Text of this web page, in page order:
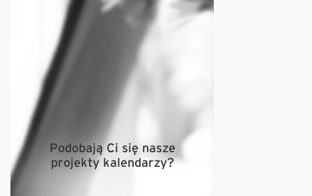
Podobają Ci się nasze
projekty kalendarzy?